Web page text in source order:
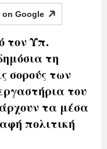
on Google
τον Υπ.
τη
σορούς των
του
τα μέσα
πολιτική